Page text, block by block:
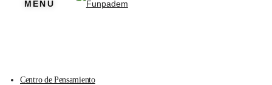
MENU
Centro de Pensamiento